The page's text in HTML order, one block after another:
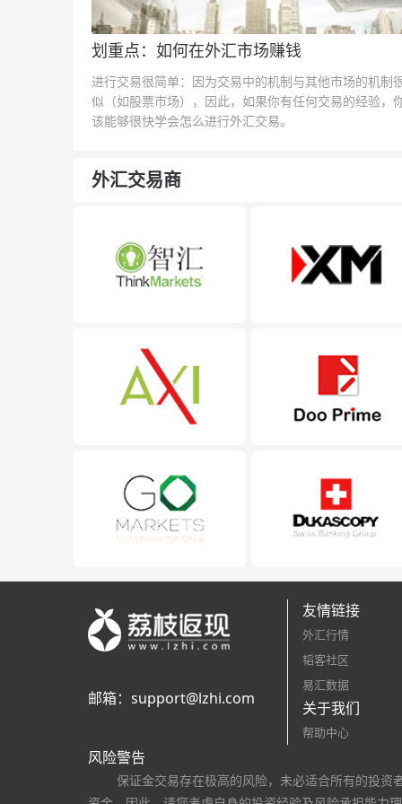
划重点：如何在外汇市场赚钱
进行交易很简单：因为交易中的机制与其他市场的机制
似（如股票市场），因此，如果你有任何交易的经验，
该能够很快学会怎么进行外汇交易。
外汇交易商
邮箱： support@lzhi.com
友情链接
外汇行情
韬客社区
易汇数据
关于我们
帮助中心
风险警告
保证金交易存在极高的风险，未必适合所有的投